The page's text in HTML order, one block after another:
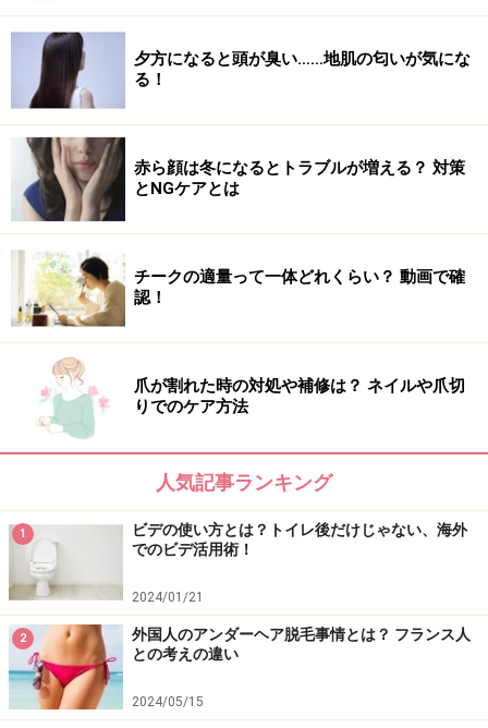
夕方になると頭が臭い……地肌の匂いが気にな
る！
赤ら顔は冬になるとトラブルが増える？ 対策
とNGケアとは
チークの適量って一体どれくらい？ 動画で確
認！
爪が割れた時の対処や補修は？ ネイルや爪切
りでのケア方法
人気記事ランキング
1
ビデの使い方とは？トイレ後だけじゃない、海外
でのビデ活用術！
2024/01/21
2
外国人のアンダーヘア脱毛事情とは？ フランス人
との考えの違い
2024/05/15